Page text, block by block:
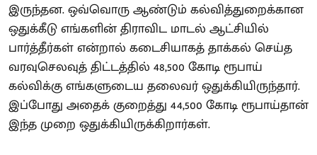
இருந்தன. ஒவ்வொரு ஆண்டும் கல்வித்துறைக்கான
ஒதுக்கீடு எங்களின் திராவிட மாடல் ஆட்சியில்
பார்த்தீர்கள் என்றால் கடைசியாகத் தாக்கல் செய்த
வரவுசெலவுத் திட்டத்தில் 48,500 கோடி ரூபாய்
கல்விக்கு எங்களுடைய தலைவர் ஒதுக்கியிருந்தார்.
இப்போது அதைக் குறைத்து 44,500 கோடி ரூபாய்தான்
இந்த முறை ஒதுக்கியிருக்கிறார்கள்.